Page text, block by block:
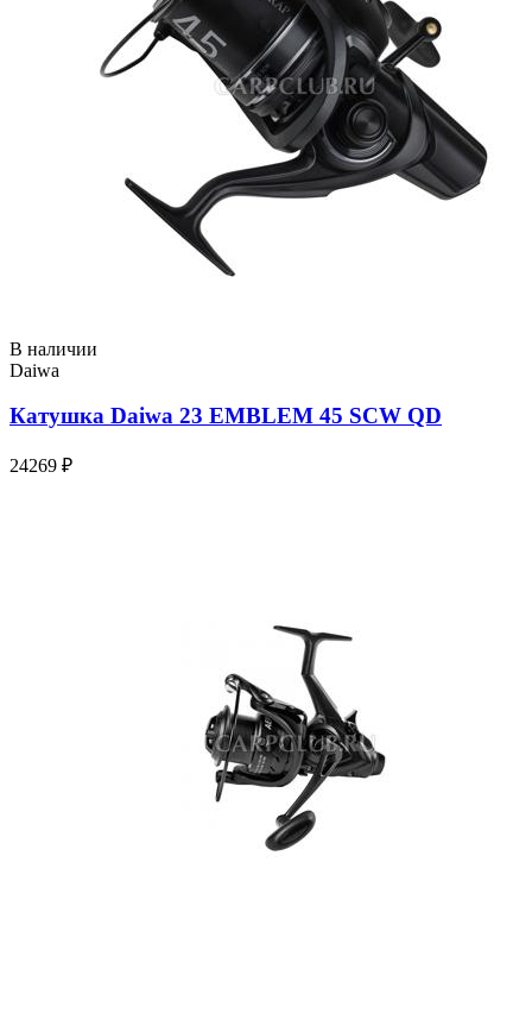
В наличии
Daiwa
Катушка Daiwa 23 EMBLEM 45 SCW QD
24269 ₽